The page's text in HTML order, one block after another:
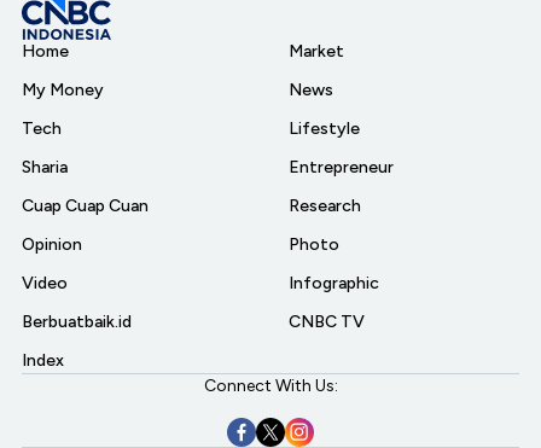
Home
My Money
Tech
Sharia
Cuap Cuap Cuan
Opinion
Video
Berbuatbaik.id
Index
Market
News
Lifestyle
Entrepreneur
Research
Photo
Infographic
CNBC TV
Connect With Us: